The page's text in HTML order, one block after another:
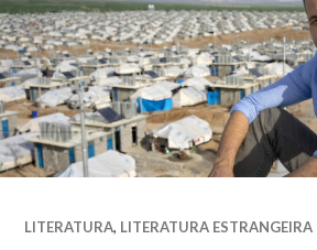
LITERATURA, LITERATURA ESTRANGEIRA